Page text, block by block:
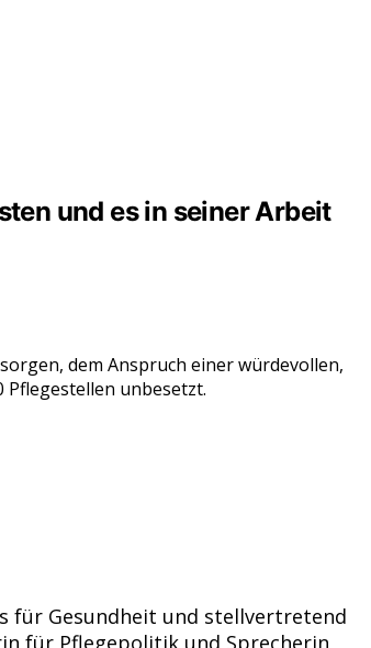
und es in seiner Arbeit
dem Anspruch einer würdevollen,
unbesetzt.
für Gesundheit und stellvertretend
für Pflegepolitik und Sprecherin